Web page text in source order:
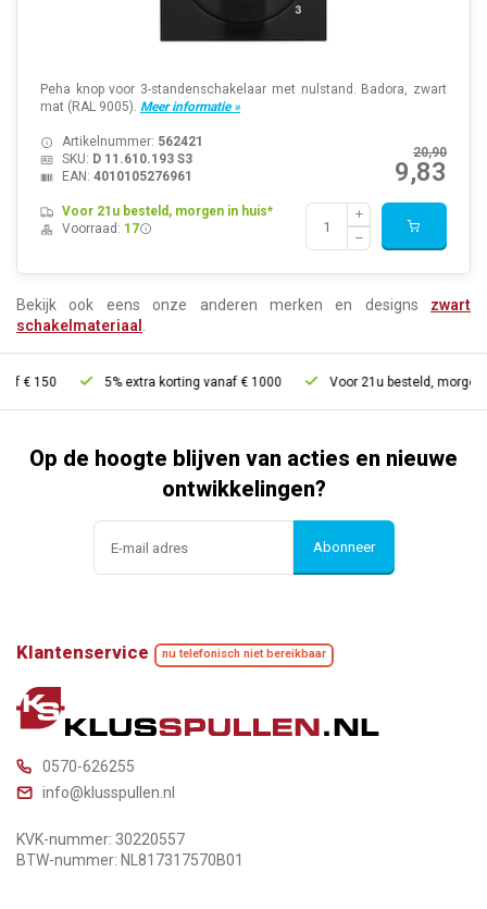
Peha knop voor 3-standenschakelaar met nulstand. Badora, zwart
mat (RAL 9005). Meer informatie »
20,90
9,83
Artikelnummer: 562421
SKU: D 11.610.193 S3
EAN: 4010105276961
Voor 21u besteld, morgen in huis*
Voorraad: 17
Bekijk ook eens onze anderen merken en designs zwart
schakelmateriaal
5% extra korting vanaf € 1000 Voor 21u besteld, morgen in huis*
Op de hoogte blijven van acties en nieuwe
ontwikkelingen?
Abonneer
Klantenservice nu telefonisch niet bereikbaar
0570-626255
info@klusspullen.nl
KVK-nummer: 30220557
BTW-nummer: NL817317570B01